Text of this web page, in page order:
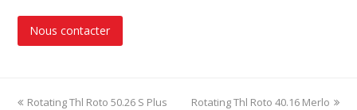
Nous contacter
previous
Rotating Thl Roto 50.26 S Plus
next
Rotating Thl Roto 40.16 Merlo